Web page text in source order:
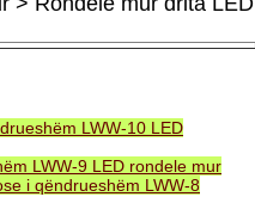
LWW-10 LED
LWW-9 LED rondele mur
i qëndrueshëm LWW-8